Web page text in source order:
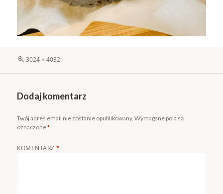
Pełny
3024 × 4032
Dodaj komentarz
Twój adres email nie zostanie opublikowany. Wymagane pola są
oznaczone*
KOMENTARZ*